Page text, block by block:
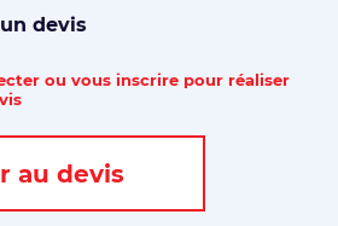
devis
ou vous inscrire pour réaliser
au devis